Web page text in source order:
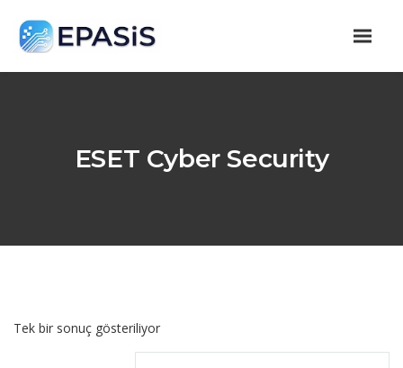
ESET Cyber Security
Tek bir sonuç gösteriliyor